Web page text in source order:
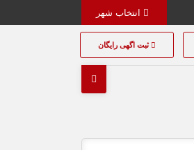
ثبت اگهی رایگان